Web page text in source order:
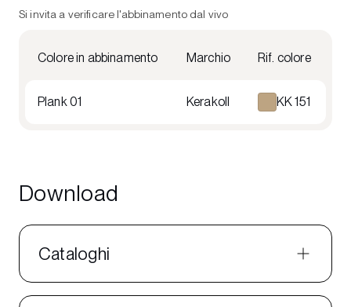
Si invita a verificare l'abbinamento dal vivo
Colore in abbinamento Marchio Rif. colore
Plank 01 Kerakoll KK 151
Download
Cataloghi